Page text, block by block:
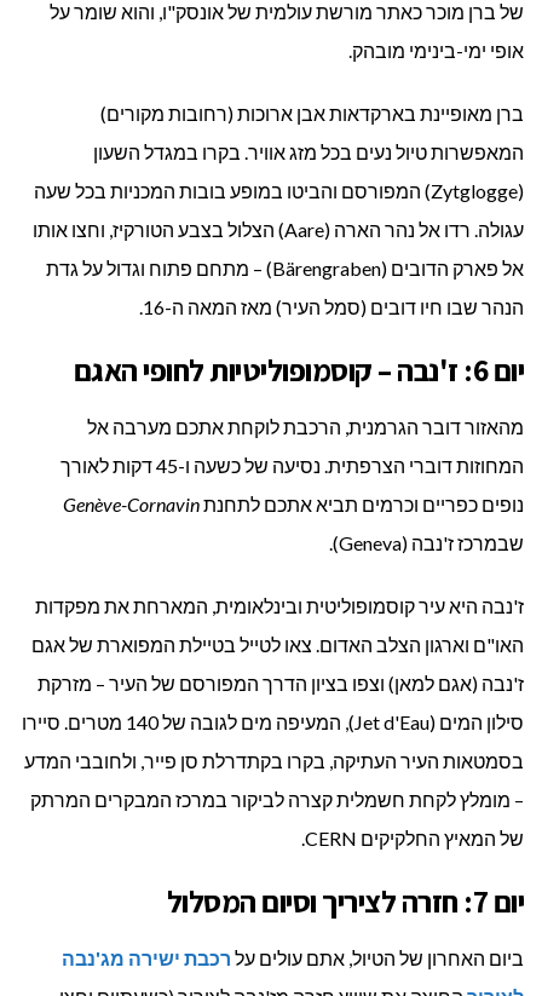
של ברן מוכר כאתר מורשת עולמית של אונסק"ו, והוא שומר על
אופי ימי-בינימי מובהק.
ברן מאופיינת בארקדאות אבן ארוכות (רחובות מקורים)
המאפשרות טיול נעים בכל מזג אוויר. בקרו במגדל השעון
(Zytglogge) המפורסם והביטו במופע בובות המכניות בכל שעה
עגולה. רדו אל נהר הארה (Aare) הצלול בצבע הטורקיז, וחצו אותו
אל פארק הדובים (Bärengraben) – מתחם פתוח וגדול על גדת
הנהר שבו חיו דובים (סמל העיר) מאז המאה ה-16.
יום 6: ז'נבה – קוסמופוליטיות לחופי האגם
מהאזור דובר הגרמנית, הרכבת לוקחת אתכם מערבה אל
המחוזות דוברי הצרפתית. נסיעה של כשעה ו-45 דקות לאורך
נופים כפריים וכרמים תביא אתכם לתחנתGenève-Cornavin
שבמרכז ז'נבה (Geneva).
ז'נבה היא עיר קוסמופוליטית ובינלאומית, המארחת את מפקדות
האו"ם וארגון הצלב האדום. צאו לטייל בטיילת המפוארת של אגם
ז'נבה (אגם למאן) וצפו בציון הדרך המפורסם של העיר – מזרקת
סילון המים (Jet d'Eau), המעיפה מים לגובה של 140 מטרים. סיירו
בסמטאות העיר העתיקה, בקרו בקתדרלת סן פייר, ולחובבי המדע
– מומלץ לקחת חשמלית קצרה לביקור במרכז המבקרים המרתק
של המאיץ החלקיקים CERN.
יום 7: חזרה לציריך וסיום המסלול
ביום האחרון של הטיול, אתם עולים על רכבת ישירה מג'נבה